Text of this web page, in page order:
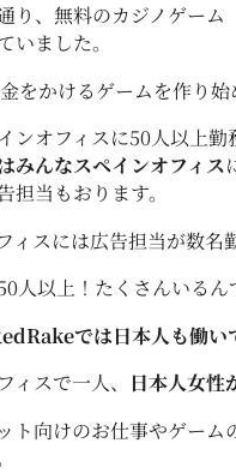
り、無料のカジノゲーム
いました。
をかけるゲームを作り始
ンオフィスに50人以上勤
みんなスペインオフィス
担当もおります。
ィスには広告担当が数名
人以上！たくさんいるん
では日本人も働い
ィスで一人、
日本人女性
ト向けのお仕事やゲーム